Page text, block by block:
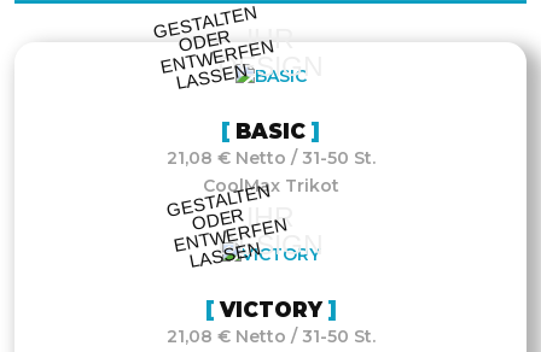
IHR
DESIGN
GESTALTE
N
O
DE
R
E
NT
WE
RFE
N
LASSE
N
BASIC
21,08 € Netto / 31-50 St.
CoolMax Trikot
IHR
DESIGN
GESTALTE
N
O
DE
R
E
NT
WE
RFE
N
LASSE
N
VICTORY
21,08 € Netto / 31-50 St.